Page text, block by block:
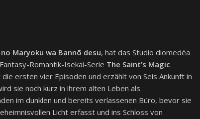
Maryoku wa Bannō desu, hat das Studio diomedéa
Romantik-Isekai-Serie The Saint’s Magic
ersten vier Episoden und erzählt von Seis Ankunft in
sie noch kurz in ihrem alten Leben als
im dunklen und bereits verlassenen Büro, bevor sie
Licht erfasst und ins Schloss von